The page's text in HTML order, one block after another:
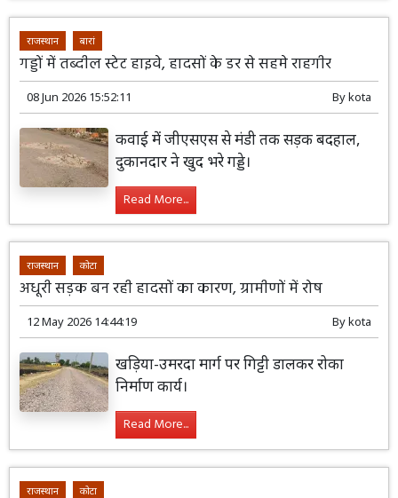
राजस्थान बारां
गड्डों में तब्दील स्टेट हाइवे, हादसों के डर से सहमे राहगीर
08 Jun 2026 15:52:11 Bykota
कवाई में जीएसएस से मंडी तक सड़क बदहाल,
दुकानदार ने खुद भरे गड्डे।
Read More...
राजस्थान कोटा
अधूरी सड़क बन रही हादसों का कारण, ग्रामीणों में रोष
12 May 2026 14:44:19 Bykota
खड़िया-उमरदा मार्ग पर गिट्टी डालकर रोका
निर्माण कार्य।
Read More...
राजस्थान कोटा